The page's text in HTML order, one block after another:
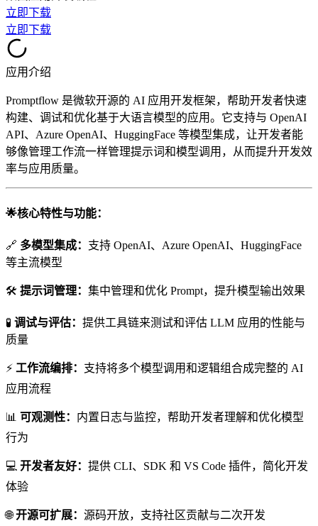
立即下载
立即下载
应用介绍
Promptflow 是微软开源的 AI 应用开发框架，帮助开发者快速
构建、调试和优化基于大语言模型的应用。它支持与 OpenAI
API、Azure OpenAI、HuggingFace 等模型集成，让开发者能
够像管理工作流一样管理提示词和模型调用，从而提升开发效
率与应用质量。
🌟核心特性与功能：
🔗 多模型集成： 支持 OpenAI、Azure OpenAI、HuggingFace
等主流模型
🛠 提示词管理： 集中管理和优化 Prompt，提升模型输出效果
🧪 调试与评估： 提供工具链来测试和评估 LLM 应用的性能与
质量
⚡ 工作流编排： 支持将多个模型调用和逻辑组合成完整的 AI
应用流程
📊 可观测性： 内置日志与监控，帮助开发者理解和优化模型
行为
💻 开发者友好： 提供 CLI、SDK 和 VS Code 插件，简化开发
体验
🌐 开源可扩展： 源码开放，支持社区贡献与二次开发